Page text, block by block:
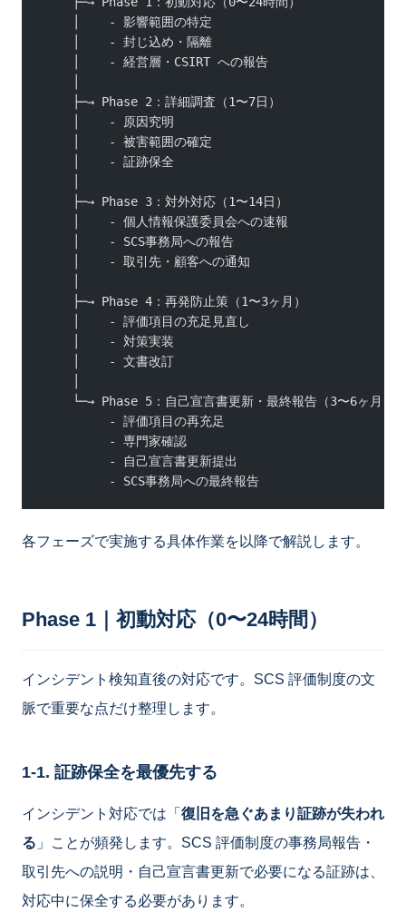
    │    - 影響範囲の特定
    │    - 封じ込め・隔離
    │    - 経営層・CSIRT への報告
    ├─→ Phase 2：詳細調査（1〜7日）
    │    - 原因究明
    │    - 被害範囲の確定
    │    - 証跡保全
    ├─→ Phase 3：対外対応（1〜14日）
    │    - 個人情報保護委員会への速報
    │    - SCS事務局への報告
    │    - 取引先・顧客への通知
    ├─→ Phase 4：再発防止策（1〜3ヶ月）
    │    - 評価項目の充足見直し
    │    - 対策実装
    │    - 文書改訂
    └─→ Phase 5：自己宣言書更新・最終報告（3〜6ヶ月）
         - 評価項目の再充足
         - 専門家確認
         - 自己宣言書更新提出
         - SCS事務局への最終報告
各フェーズで実施する具体作業を以降で解説します。
Phase 1｜初動対応（0〜24時間）
インシデント検知直後の対応です。SCS 評価制度の文
脈で重要な点だけ整理します。
1-1. 証跡保全を最優先する
インシデント対応では「 復旧を急ぐあまり証跡が失われ
る 」ことが頻発します。SCS 評価制度の事務局報告・
取引先への説明・自己宣言書更新で必要になる証跡は、
対応中に保全する必要があります。